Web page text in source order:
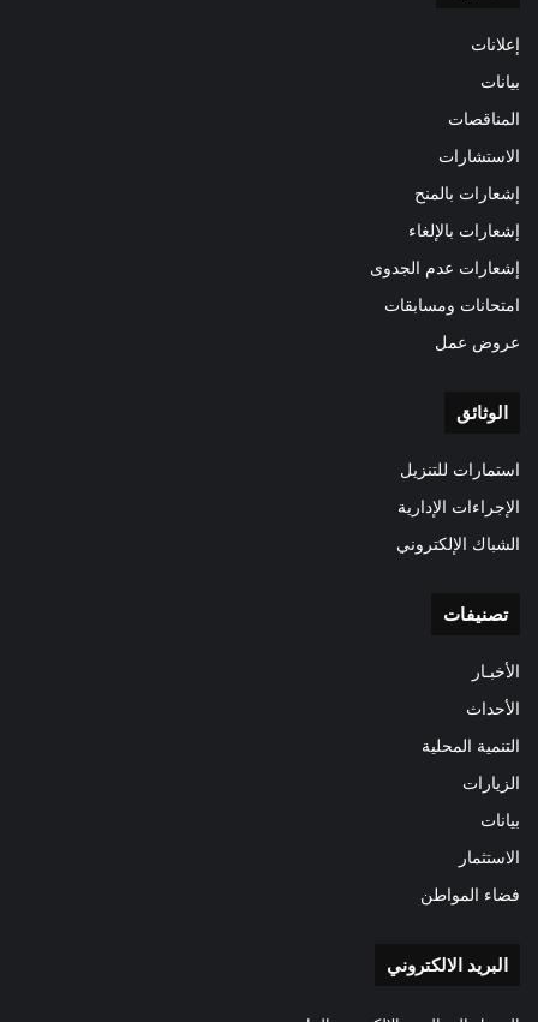
إعلانات
بيانات
المناقصات
الاستشارات
إشعارات بالمنح
إشعارات بالإلغاء
إشعارات عدم الجدوى
امتحانات ومسابقات
عروض عمل
الوثائق
استمارات للتنزيل
الإجراءات الإدارية
الشباك الإلكتروني
تصنيفات
الأخبـار
الأحداث
التنمية المحلية
الزيارات
بيانات
الاستثمار
فضاء المواطن
البريد الالكتروني